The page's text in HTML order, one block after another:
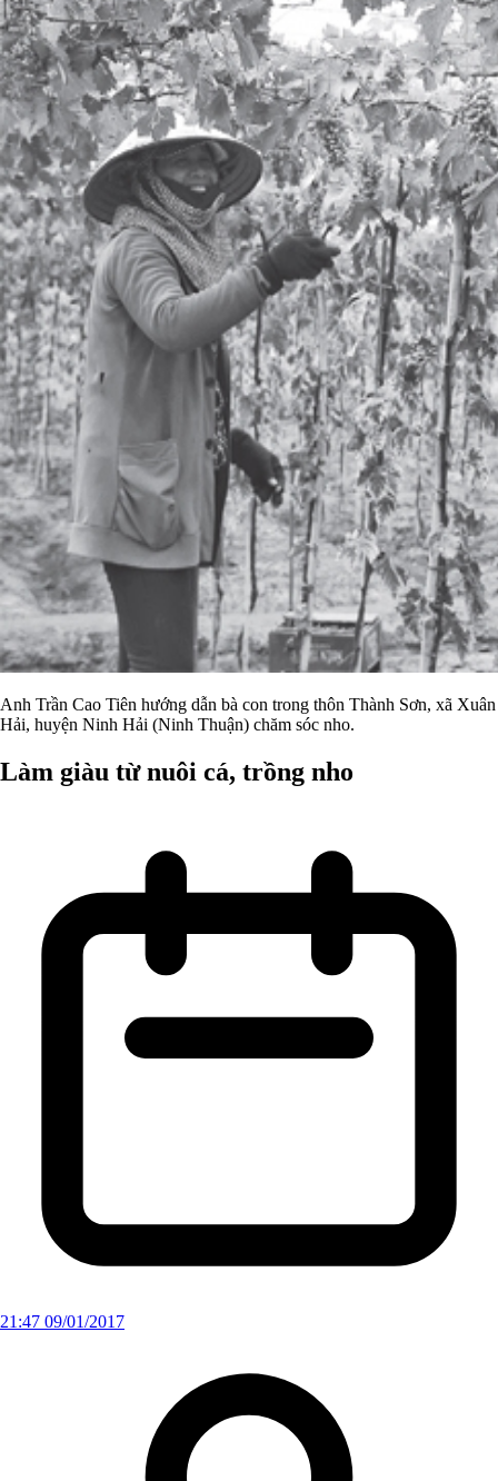
Anh Trần Cao Tiên hướng dẫn bà con trong thôn Thành Sơn, xã Xuân
Hải, huyện Ninh Hải (Ninh Thuận) chăm sóc nho.
Làm giàu từ nuôi cá, trồng nho
21:47 09/01/2017